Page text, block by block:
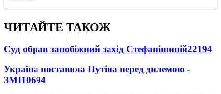
ЧИТАЙТЕ ТАКОЖ
Суд обрав запобіжний захід Стефанішиній22194
Україна поставила Путіна перед дилемою -
ЗМІ10694